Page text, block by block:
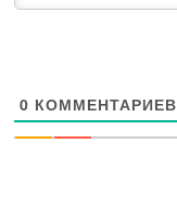
0 КОММЕНТАРИЕВ